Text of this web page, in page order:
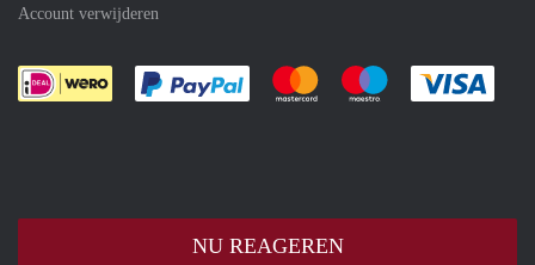
NU REAGEREN
Account verwijderen
Je rekent gemakkelijk af met Paypal
Je rekent gemakkelijk af met
Je rekent